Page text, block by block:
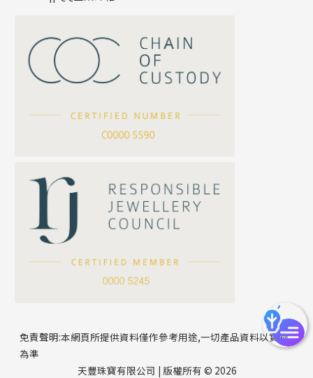
公司名稱
聯絡電話
S車花鏈系列
珍珠鏈系列
坦克鏈系列
滿天星鏈系列
方假繩鏈系列
珠扣
免責聲明:本網頁所提供資料僅作參考用途,一切產品資料以實物
為準
天豐珠寶有限公司 | 版權所有 © 2026